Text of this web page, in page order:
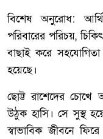
বিশেষ অনুরোধ:
পরিবারের পরিচয়,
বাছাই করে
হয়েছে।
ছোট্ট রাশেদের
উঠুক হাসি। সে সুস্থ
স্বাভাবিক জীবনে